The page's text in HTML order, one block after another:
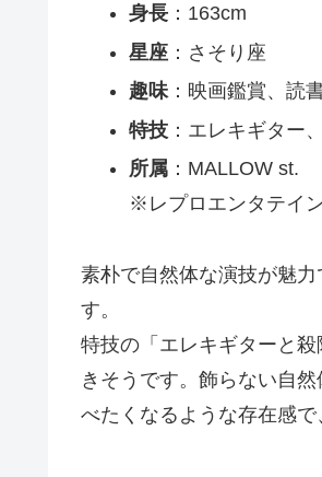
身長：163cm
星座：さそり座
趣味：映画鑑賞、読
特技：エレキギター
所属：MALLOW st.
※レプロエンタテイ
素朴で自然体な演技が魅
す。
特技の「エレキギターと
きそうです。飾らない自
べたくなるような存在感で